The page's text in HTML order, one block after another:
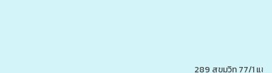
289 สุขุมวิท 77/1 แข